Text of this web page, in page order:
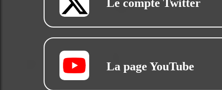
Le compte Twitter
La page YouTube